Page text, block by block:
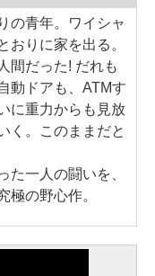
の青年。ワイシャ
おりに家を出る。
間だった! だれも
動ドアも、ATMす
に重力からも見放
く。このままだと
た一人の闘いを、
極の野心作。